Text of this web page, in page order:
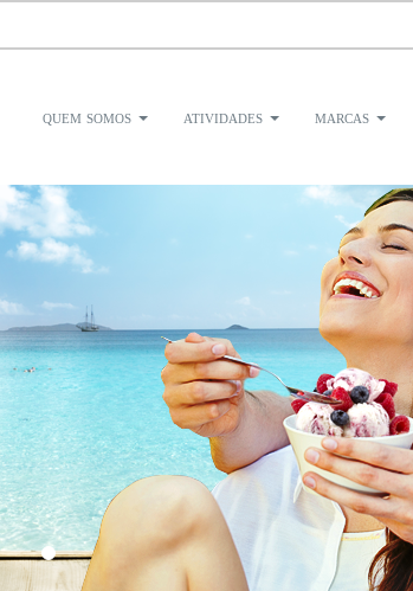
quem somos atividades marcas